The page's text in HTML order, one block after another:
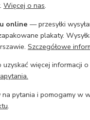
Więcej o nas.
online — przesyłki
plakaty.
Szczegółowe
uzyskać więcej informacji
pytania i pomogamy w
.